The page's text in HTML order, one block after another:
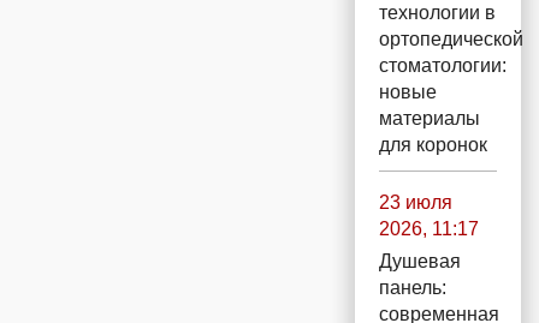
технологии в
ортопедической
стоматологии:
новые
материалы
для коронок
23 июля
2026, 11:17
Душевая
панель:
современная